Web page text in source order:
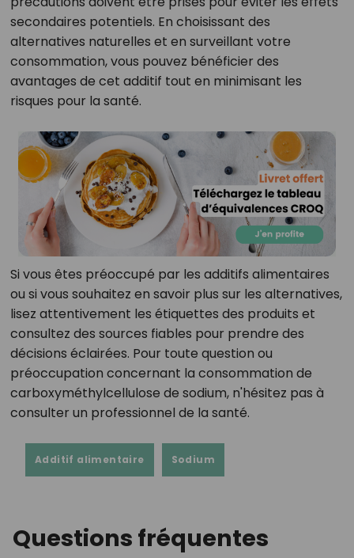
secondaires potentiels. En choisissant des
alternatives naturelles et en surveillant votre
consommation, vous pouvez bénéficier des
avantages de cet additif tout en minimisant les
risques pour la santé.
Si vous êtes préoccupé par les additifs alimentaires
ou si vous souhaitez en savoir plus sur les alternatives,
lisez attentivement les étiquettes des produits et
consultez des sources fiables pour prendre des
décisions éclairées. Pour toute question ou
préoccupation concernant la consommation de
carboxyméthylcellulose de sodium, n'hésitez pas à
consulter un professionnel de la santé.
Additif alimentaire Sodium
Questions fréquentes